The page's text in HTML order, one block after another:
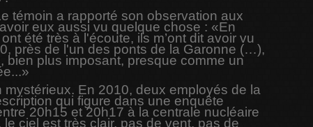
témoin a rapporté son observation aux
eux aussi vu quelque chose : «En
été très à l'écoute, ils m’ont dit avoir vu
près de l'un des ponts de la Garonne (…),
bien plus imposant, presque comme un
En 2010, deux employés de la
qui figure dans une enquête
20h15 et 20h17 à la centrale nucléaire
ciel est très clair, pas de vent, pas de